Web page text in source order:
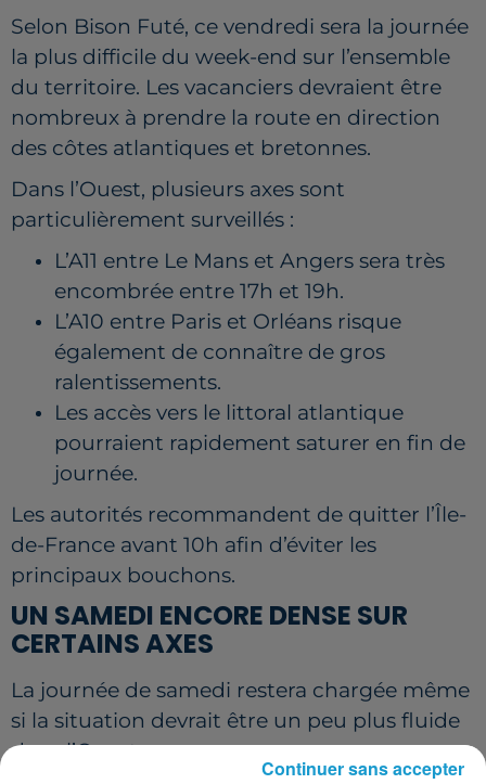
Selon Bison Futé, ce vendredi sera la journée
la plus difficile du week-end sur l’ensemble
du territoire. Les vacanciers devraient être
nombreux à prendre la route en direction
des côtes atlantiques et bretonnes.
Dans l’Ouest, plusieurs axes sont
particulièrement surveillés :
L’A11 entre Le Mans et Angers sera très
encombrée entre 17h et 19h.
L’A10 entre Paris et Orléans risque
également de connaître de gros
ralentissements.
Les accès vers le littoral atlantique
pourraient rapidement saturer en fin de
journée.
Les autorités recommandent de quitter l’Île-
de-France avant 10h afin d’éviter les
principaux bouchons.
UN SAMEDI ENCORE DENSE SUR
CERTAINS AXES
La journée de samedi restera chargée même
si la situation devrait être un peu plus fluide
dans l’Ouest.
Continuer sans accepter